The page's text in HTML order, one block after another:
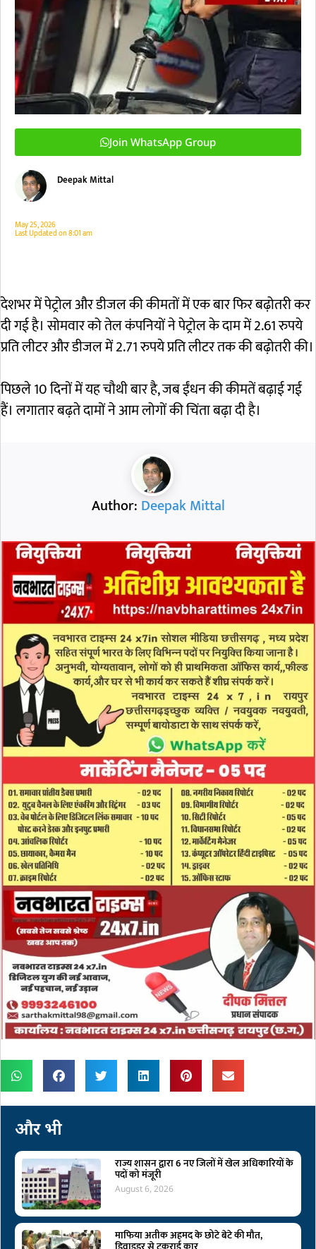
Join WhatsApp Group
Deepak Mittal
May 25, 2026
Last Updated on8:01 am
देशभर में पेट्रोल और डीजल की कीमतों में एक बार फिर बढ़ोतरी कर
दी गई है। सोमवार को तेल कंपनियों ने पेट्रोल के दाम में 2.61 रुपये
प्रति लीटर और डीजल में 2.71 रुपये प्रति लीटर तक की बढ़ोतरी की।
पिछले 10 दिनों में यह चौथी बार है, जब ईंधन की कीमतें बढ़ाई गई
हैं। लगातार बढ़ते दामों ने आम लोगों की चिंता बढ़ा दी है।
Author: Deepak Mittal
और भी
राज्य शासन द्वारा 6 नए जिलों में खेल अधिकारियों के
पदों को मंजूरी
August 6, 2026
माफिया अतीक अहमद के छोटे बेटे की मौत,